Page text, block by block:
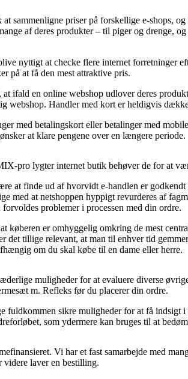
sammenligne priser på forskellige e-shops,
af deres produkter – til piger og drenge,
nyttigt at checke flere internet forretninger
på at få den mest attraktive pris.
ifald en online webshop udlover deres
webshop. Handler med kort er heldigvis
med betalingskort eller betalinger med
at klare pengene over en længere periode.
pro lygter internet butik behøver de for at
at finde ud af hvorvidt e-handlen er
med at netshoppen hyppigt revurderes af
problemer i processen med din ordre.
køberen er omhyggelig omkring de mest
det tillige relevant, at man til enhver tid
om du skal købe til en dame eller herre.
muligheder for at evaluere diverse
m. Refleks før du placerer din ordre.
fuldkommen sikre muligheder for at få indsigt
som ydermere kan bruges til at
Vi har et fast samarbejde med
videre laver en bestilling.